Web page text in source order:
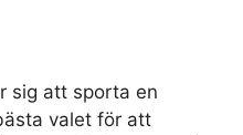
sig att sporta en
valet för att